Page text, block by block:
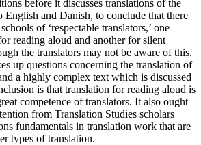
before it discusses translations of the
English and Danish, to conclude that there
of ‘respectable translators,’ one
reading aloud and another for silent
the translators may not be aware of this.
up questions concerning the translation of
a highly complex text which is discussed
is that translation for reading aloud is
competence of translators. It also ought
from Translation Studies scholars
fundamentals in translation work that are
types of translation.